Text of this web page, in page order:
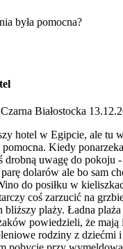
była pomocna?
Białostocka
hotel w Egipcie, ale tu
Kiedy
drobną uwagę do pokoju
parę dolarów ale bo sam
do posiłku w
coś zarzucić na
bliższy plaży. Ładna
powiedzieli, że
rodziny z dziećmi